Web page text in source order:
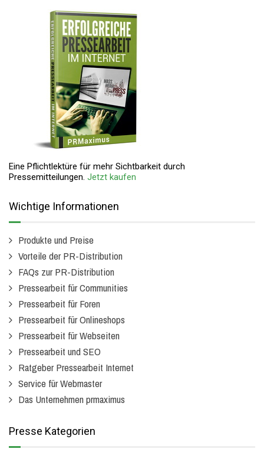
Eine Pflichtlektüre für mehr Sichtbarkeit durch
Pressemitteilungen. Jetzt kaufen
Wichtige Informationen
Produkte und Preise
Vorteile der PR-Distribution
FAQs zur PR-Distribution
Pressearbeit für Communities
Pressearbeit für Foren
Pressearbeit für Onlineshops
Pressearbeit für Webseiten
Pressearbeit und SEO
Ratgeber Pressearbeit Internet
Service für Webmaster
Das Unternehmen prmaximus
Presse Kategorien